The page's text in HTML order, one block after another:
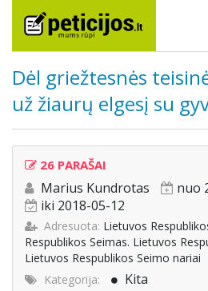
Dėl griežtesnės
už žiaurų elgesį su
26 PARAŠAI
Marius Kundrotas
nuo
iki 2018-05-12
Adresuota: Lietuvos
Respublikos Seimas. Lietuvos
Lietuvos Respublikos Seimo nariai
Kategorija:
Kita